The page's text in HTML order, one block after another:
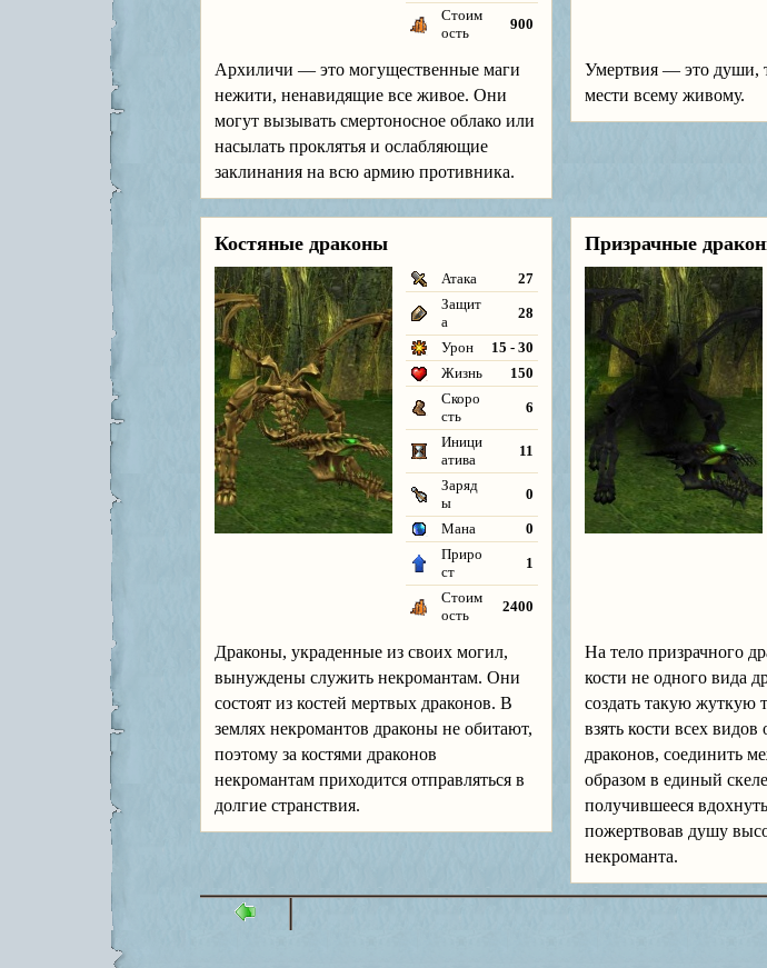
Стоим
ость
900
Архиличи — это могущественные маги
нежити, ненавидящие все живое. Они
могут вызывать смертоносное облако или
насылать проклятья и ослабляющие
заклинания на всю армию противника.
Умертвия — это души,
мести всему живому.
Костяные драконы
Атака
27
Защит
а
28
Урон
15 - 30
Жизнь
150
Скоро
сть
6
Иници
атива
11
Заряд
ы
0
Мана
0
Приро
ст
1
Стоим
ость
2400
Драконы, украденные из своих могил,
вынуждены служить некромантам. Они
состоят из костей мертвых драконов. В
землях некромантов драконы не обитают,
поэтому за костями драконов
некромантам приходится отправляться в
долгие странствия.
Призрачные
На тело призрачного
кости не одного вида
создать такую жуткую
взять кости всех
драконов, соединить
образом в единый
получившееся
пожертвовав душу
некроманта.